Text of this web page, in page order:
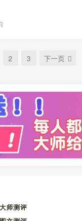
2 3 下一页
大师测评